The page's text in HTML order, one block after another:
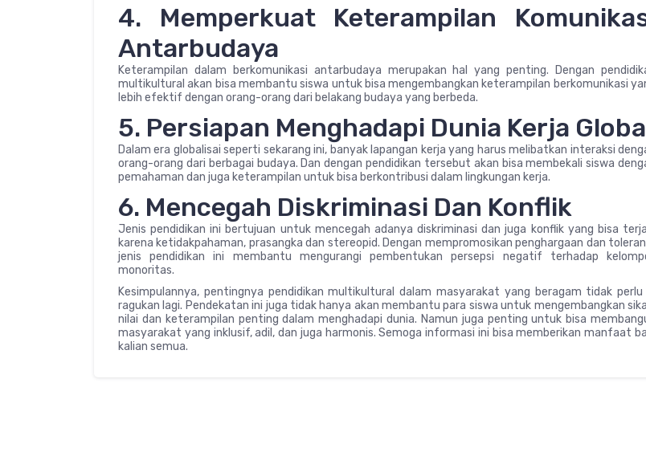
4. Memperkuat Keterampilan
Antarbudaya
Keterampilan dalam berkomunikasi antarbudaya merupakan hal yang penting. Dengan
multikultural akan bisa membantu siswa untuk bisa mengembangkan keterampilan berkomunikasi
lebih efektif dengan orang-orang dari belakang budaya yang berbeda.
5. Persiapan Menghadapi Dunia Kerja
Dalam era globalisai seperti sekarang ini, banyak lapangan kerja yang harus melibatkan interaksi
orang-orang dari berbagai budaya. Dan dengan pendidikan tersebut akan bisa membekali siswa
pemahaman dan juga keterampilan untuk bisa berkontribusi dalam lingkungan kerja.
6. Mencegah Diskriminasi Dan Konflik
Jenis pendidikan ini bertujuan untuk mencegah adanya diskriminasi dan juga konflik yang bisa
karena ketidakpahaman, prasangka dan stereopid. Dengan mempromosikan penghargaan dan
jenis pendidikan ini membantu mengurangi pembentukan persepsi negatif terhadap
monoritas.
Kesimpulannya, pentingnya pendidikan multikultural dalam masyarakat yang beragam tidak perlu
ragukan lagi. Pendekatan ini juga tidak hanya akan membantu para siswa untuk mengembangkan
nilai dan keterampilan penting dalam menghadapi dunia. Namun juga penting untuk bisa
masyarakat yang inklusif, adil, dan juga harmonis. Semoga informasi ini bisa memberikan manfaat
kalian semua.